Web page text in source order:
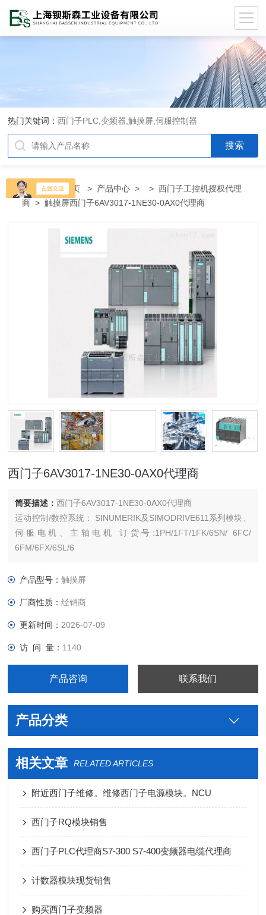
热门关键词：西门子PLC,变频器,触摸屏,伺服控制器
当前位置：首页 > 产品中心 > >西门子工控机授权代理
商 > 触摸屏西门子6AV3017-1NE30-0AX0代理商
西门子6AV3017-1NE30-0AX0代理商
简要描述：西门子6AV3017-1NE30-0AX0代理商
运动控制/数控系统： SINUMERIK及SIMODRIVE611系列模块、
伺服电机、主轴电机 订货号:1PH/1FT/1FK/6SN/ 6FC/
6FM/6FX/6SL/6
SP 变频器V系列 MM系列 6SE70停产工程型变频器
产品型号：触摸屏
厂商性质：经销商
更新时间： 2026-07-09
访 问 量： 1140
产品咨询 联系我们
产品分类
相关文章 RELATED ARTICLES
附近西门子维修。维修西门子电源模块。NCU
西门子RQ模块销售
西门子PLC代理商S7-300 S7-400变频器电缆代理商
计数器模块现货销售
购买西门子变频器